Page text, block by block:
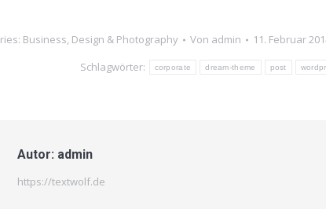
Business, Design & Photography Von admin 11. Februar
Schlagwörter:
corporate dream-theme post
Autor: admin
https://textwolf.de